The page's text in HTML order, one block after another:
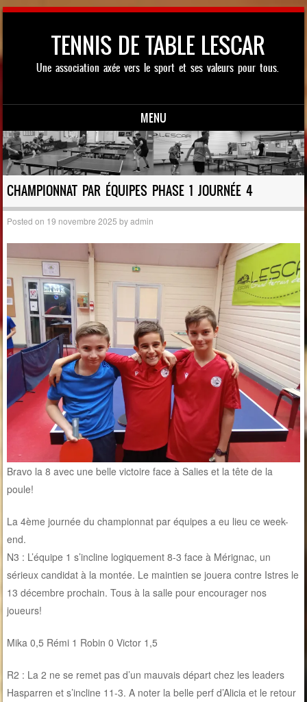
TENNIS DE TABLE LESCAR
Une association axée vers le sport et ses valeurs pour tous.
MENU
Skip to content
CHAMPIONNAT PAR ÉQUIPES PHASE 1 JOURNÉE 4
Posted on 19 novembre 2025 byadmin
Bravo la 8 avec une belle victoire face à Salies et la tête de la
poule!
La 4ème journée du championnat par équipes a eu lieu ce week-
end.
N3 : L’équipe 1 s’incline logiquement 8-3 face à Mérignac, un
sérieux candidat à la montée. Le maintien se jouera contre Istres le
13 décembre prochain. Tous à la salle pour encourager nos
joueurs!
Mika 0,5 Rémi 1 Robin 0 Victor 1,5
R2 : La 2 ne se remet pas d’un mauvais départ chez les leaders
Hasparren et s’incline 11-3. A noter la belle perf d’Alicia et le retour